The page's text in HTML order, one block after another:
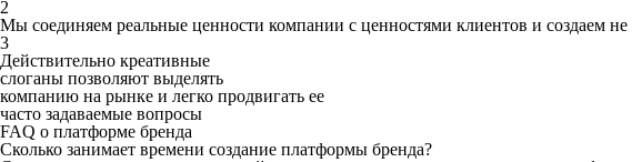
2
Мы соединяем реальные ценности компании с ценностями клиентов и создаем
3
Действительно креативные
слоганы позволяют выделять
компанию на рынке и легко продвигать ее
часто задаваемые вопросы
FAQ о платформе бренда
Сколько занимает времени создание платформы бренда?